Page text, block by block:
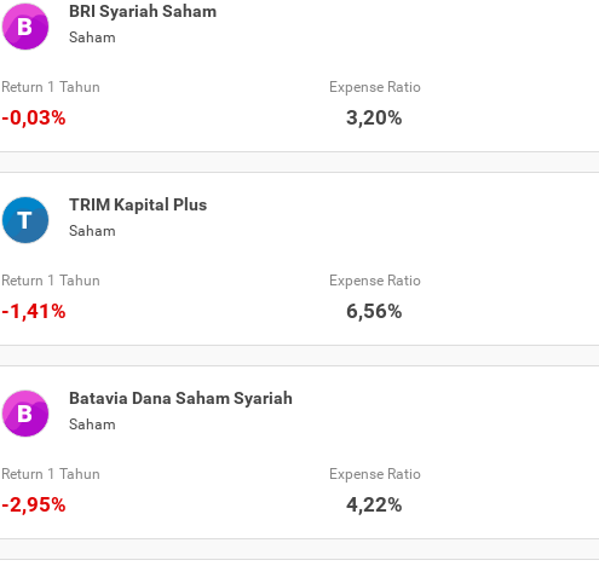
B
BRI Syariah Saham
Saham
Return 1 Tahun
-0,03%
Expense Ratio
3,20%
T
TRIM Kapital Plus
Saham
Return 1 Tahun
-1,41%
Expense Ratio
6,56%
B
Batavia Dana Saham Syariah
Saham
Return 1 Tahun
-2,95%
Expense Ratio
4,22%